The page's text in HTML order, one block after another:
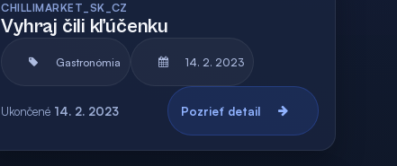
CHILLIMARKET_SK_CZ
Vyhraj čili kľúčenku
Gastronómia 14. 2. 2023
Ukončené 14. 2. 2023 Pozrieť detail